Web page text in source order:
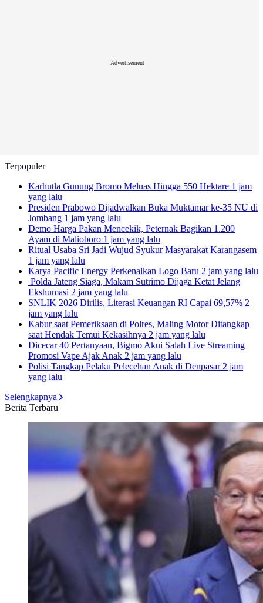
Advertisement
Terpopuler
Karhutla Gunung Bromo Meluas Hingga 550 Hektare 1 jam
yang lalu
Presiden Prabowo Dijadwalkan Buka Muktamar ke-35 NU di
Jombang 1 jam yang lalu
Demo Harga Pakan Mencekik, Peternak Bagikan 1.200
Ayam di Malioboro 1 jam yang lalu
Ritual Usaba Sri Jadi Wujud Syukur Masyarakat Karangasem
1 jam yang lalu
Karya Pacific Energy Perkenalkan Logo Baru 2 jam yang lalu
Polda Jateng Siaga, Makam Sutrimo Dijaga Ketat Jelang
Ekshumasi 2 jam yang lalu
SNLIK 2026 Dirilis, Literasi Keuangan RI Capai 69,57% 2
jam yang lalu
Kabur saat Pemeriksaan di Polres, Maling Motor Ditangkap
saat Hendak Temui Kekasihnya 2 jam yang lalu
Dicecar 40 Pertanyaan, Bigmo Akui Salah Live Streaming
Promosi Vape Ajak Anak 2 jam yang lalu
Polisi Tangkap Pelaku Pelecehan Anak di Denpasar 2 jam
yang lalu
Selengkapnya
Berita Terbaru